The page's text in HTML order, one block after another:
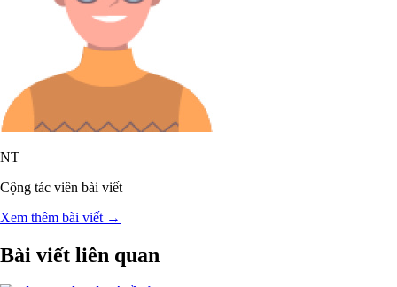
NT
Cộng tác viên bài viết
Xem thêm bài viết →
Bài viết liên quan